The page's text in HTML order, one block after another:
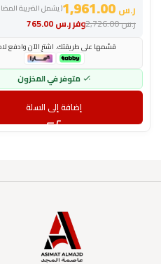
( يشمل الضريبة
ر.س
وفرر.س ر.س2,726.00
قسّمها على طريقتك. اشترِ الآن وادفع
متوفر في المخزون
إضافة إلى السلة